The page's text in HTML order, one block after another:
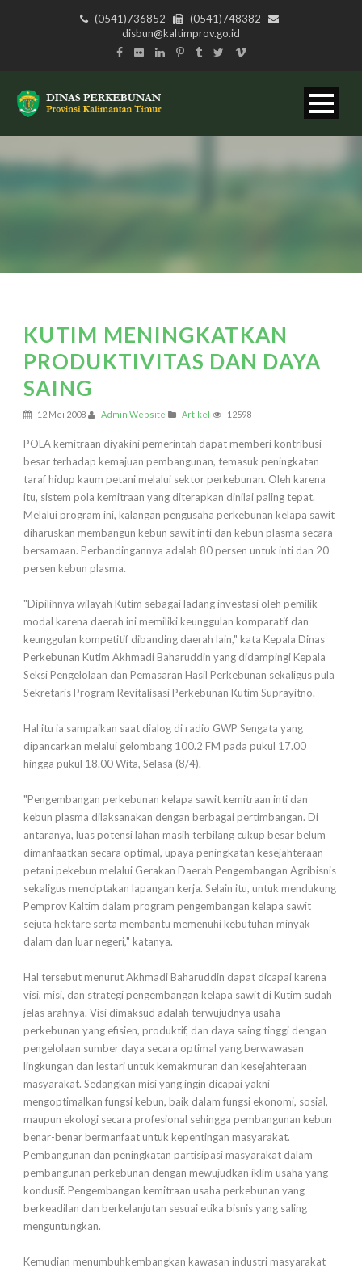
(0541)736852
(0541)748382
disbun@kaltimprov.go.id
KUTIM MENINGKATKAN
PRODUKTIVITAS DAN DAYA
SAING
12 Mei 2008 Admin Website Artikel 12598
POLA kemitraan diyakini pemerintah dapat memberi kontribusi
besar terhadap kemajuan pembangunan, temasuk peningkatan
taraf hidup kaum petani melalui sektor perkebunan. Oleh karena
itu, sistem pola kemitraan yang diterapkan dinilai paling tepat.
Melalui program ini, kalangan pengusaha perkebunan kelapa sawit
diharuskan membangun kebun sawit inti dan kebun plasma secara
bersamaan. Perbandingannya adalah 80 persen untuk inti dan 20
persen kebun plasma.
"Dipilihnya wilayah Kutim sebagai ladang investasi oleh pemilik
modal karena daerah ini memiliki keunggulan komparatif dan
keunggulan kompetitif dibanding daerah lain," kata Kepala Dinas
Perkebunan Kutim Akhmadi Baharuddin yang didampingi Kepala
Seksi Pengelolaan dan Pemasaran Hasil Perkebunan sekaligus pula
Sekretaris Program Revitalisasi Perkebunan Kutim Suprayitno.
Hal itu ia sampaikan saat dialog di radio GWP Sengata yang
dipancarkan melalui gelombang 100.2 FM pada pukul 17.00
hingga pukul 18.00 Wita, Selasa (8/4).
"Pengembangan perkebunan kelapa sawit kemitraan inti dan
kebun plasma dilaksanakan dengan berbagai pertimbangan. Di
antaranya, luas potensi lahan masih terbilang cukup besar belum
dimanfaatkan secara optimal, upaya peningkatan kesejahteraan
petani pekebun melalui Gerakan Daerah Pengembangan Agribisnis
sekaligus menciptakan lapangan kerja. Selain itu, untuk mendukung
Pemprov Kaltim dalam program pengembangan kelapa sawit
sejuta hektare serta membantu memenuhi kebutuhan minyak
dalam dan luar negeri," katanya.
Hal tersebut menurut Akhmadi Baharuddin dapat dicapai karena
visi, misi, dan strategi pengembangan kelapa sawit di Kutim sudah
jelas arahnya. Visi dimaksud adalah terwujudnya usaha
perkebunan yang efisien, produktif, dan daya saing tinggi dengan
pengelolaan sumber daya secara optimal yang berwawasan
lingkungan dan lestari untuk kemakmuran dan kesejahteraan
masyarakat. Sedangkan misi yang ingin dicapai yakni
mengoptimalkan fungsi kebun, baik dalam fungsi ekonomi, sosial,
maupun ekologi secara profesional sehingga pembangunan kebun
benar-benar bermanfaat untuk kepentingan masyarakat.
Pembangunan dan peningkatan partisipasi masyarakat dalam
pembangunan perkebunan dengan mewujudkan iklim usaha yang
kondusif. Pengembangan kemitraan usaha perkebunan yang
berkeadilan dan berkelanjutan sesuai etika bisnis yang saling
menguntungkan.
Kemudian menumbuhkembangkan kawasan industri masyarakat